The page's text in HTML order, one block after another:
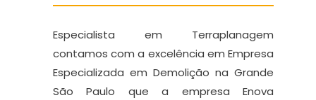
Especialista em Terraplanagem
contamos com a excelência em Empresa
Especializada em Demolição na Grande
São Paulo que a empresa Enova